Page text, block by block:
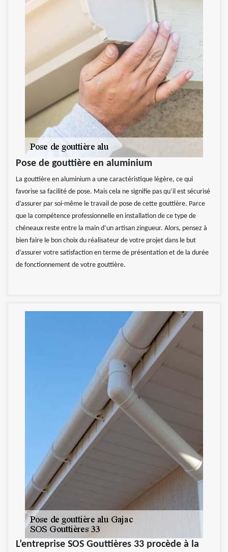
Pose de gouttière en aluminium
La gouttière en aluminium a une caractéristique légère, ce qui
favorise sa facilité de pose. Mais cela ne signifie pas qu’il est sécurisé
d’assurer par soi-même le travail de pose de cette gouttière. Parce
que la compétence professionnelle en installation de ce type de
chéneaux reste entre la main d’un artisan zingueur. Alors, pensez à
bien faire le bon choix du réalisateur de votre projet dans le but
d’assurer votre satisfaction en terme de présentation et de la durée
de fonctionnement de votre gouttière.
L’entreprise SOS Gouttières 33 procède à la